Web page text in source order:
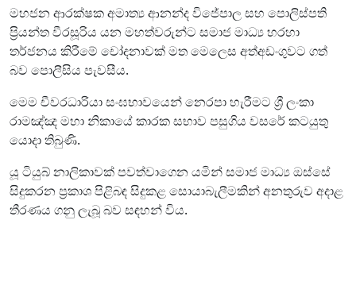
මහජන ආරක්ෂක අමාත්‍ය ආනන්ද විජේපාල සහ පොලිස්පති
ප්‍රියන්ත වීරසූරිය යන මහත්වරුන්ට සමාජ මාධ්‍ය හරහා
තර්ජනය කිරීමේ චෝදනාවක් මත මෙලෙස අත්අඩංගුවට ගත්
බව පොලීසිය පැවසීය.
මෙම චීවරධාරියා සංඝභාවයෙන් නෙරපා හැරීමට ශ්‍රී ලංකා
රාමඤ්ඤ මහා නිකායේ කාරක සභාව පසුගිය වසරේ කටයුතු
යොදා තිබුණි.
යූ ටියුබ් නාලිකාවක් පවත්වාගෙන යමින් සමාජ මාධ්‍ය ඔස්සේ
සිදුකරන ප්‍රකාශ පිළිබඳ සිදුකළ සොයාබැලීමකින් අනතුරුව අදාළ
තීරණය ගනු ලැබූ බව සඳහන් විය.